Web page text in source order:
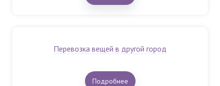
Перевозка вещей в другой город
Подробнее